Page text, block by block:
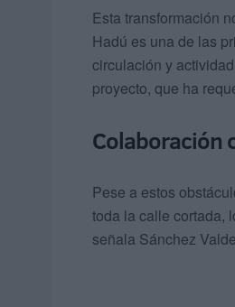
Esta transformación
Hadú es una de las
circulación y
proyecto, que ha
Colaboración
Pese a estos
toda la calle cortada,
señala Sánchez